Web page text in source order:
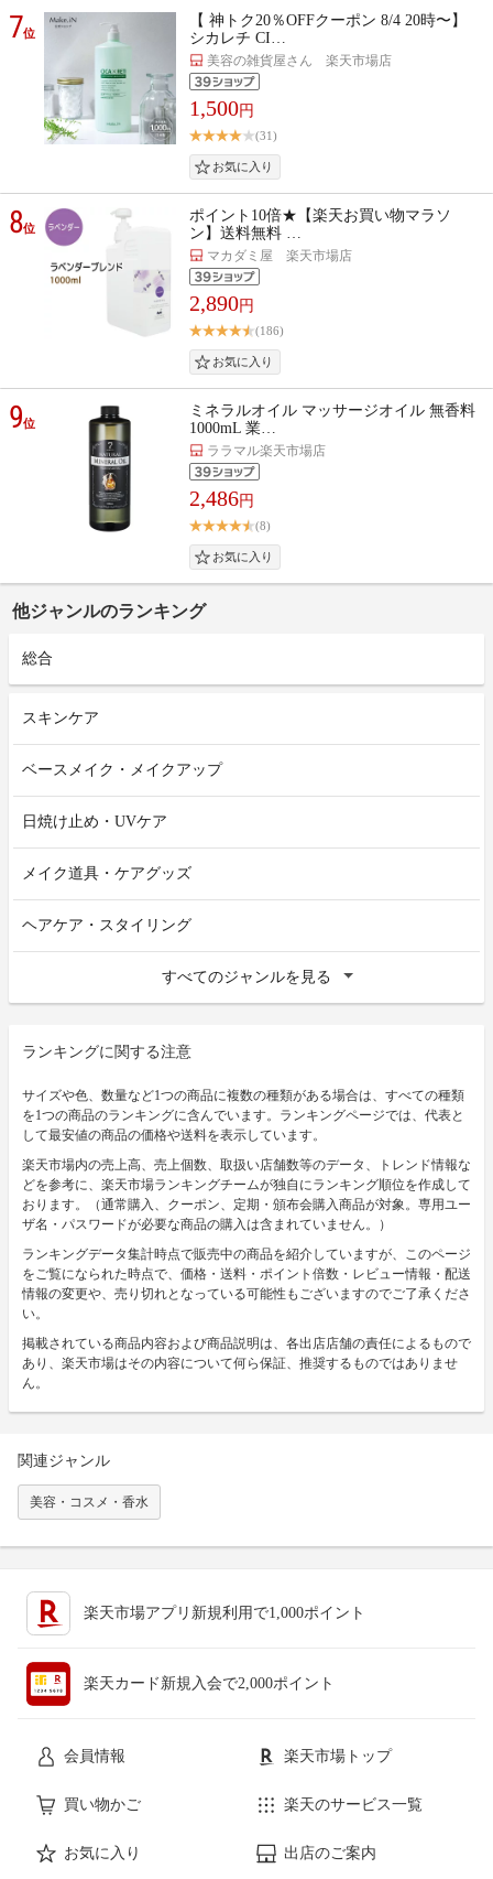
7位
【 神トク20％OFFクーポン 8/4 20時〜】
シカレチ CI…
美容の雑貨屋さん 楽天市場店
1,500円
(31)
8位
ポイント10倍★【楽天お買い物マラソ
ン】送料無料 …
マカダミ屋 楽天市場店
2,890円
(186)
9位
ミネラルオイル マッサージオイル 無香料
1000mL 業…
ララマル楽天市場店
2,486円
(8)
他ジャンルのランキング
総合
スキンケア
ベースメイク・メイクアップ
日焼け止め・UVケア
メイク道具・ケアグッズ
ヘアケア・スタイリング
すべてのジャンルを見る
ランキングに関する注意
サイズや色、数量など1つの商品に複数の種類がある場合は、すべての種類
を1つの商品のランキングに含んでいます。ランキングページでは、代表と
して最安値の商品の価格や送料を表示しています。
楽天市場内の売上高、売上個数、取扱い店舗数等のデータ、トレンド情報な
どを参考に、楽天市場ランキングチームが独自にランキング順位を作成して
おります。（通常購入、クーポン、定期・頒布会購入商品が対象。専用ユー
ザ名・パスワードが必要な商品の購入は含まれていません。）
ランキングデータ集計時点で販売中の商品を紹介していますが、このページ
をご覧になられた時点で、価格・送料・ポイント倍数・レビュー情報・配送
情報の変更や、売り切れとなっている可能性もございますのでご了承くださ
い。
掲載されている商品内容および商品説明は、各出店店舗の責任によるもので
あり、楽天市場はその内容について何ら保証、推奨するものではありませ
ん。
関連ジャンル
美容・コスメ・香水
楽天市場アプリ新規利用で1,000ポイント
楽天カード新規入会で2,000ポイント
会員情報 楽天市場トップ
買い物かご 楽天のサービス一覧
お気に入り 出店のご案内